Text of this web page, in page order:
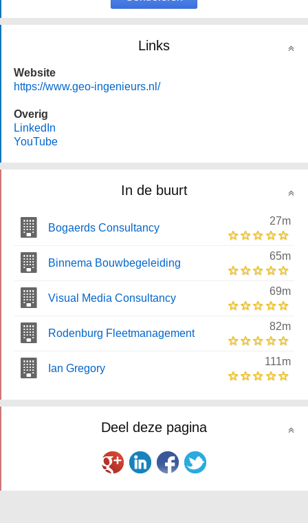
Links
Website
https://www.geo-ingenieurs.nl/
Overig
LinkedIn
YouTube
In de buurt
Bogaerds Consultancy
27m
Binnema Bouwbegeleiding
65m
Visual Media Consultancy
69m
Rodenburg Fleetmanagement
82m
Ian Gregory
111m
Deel deze pagina